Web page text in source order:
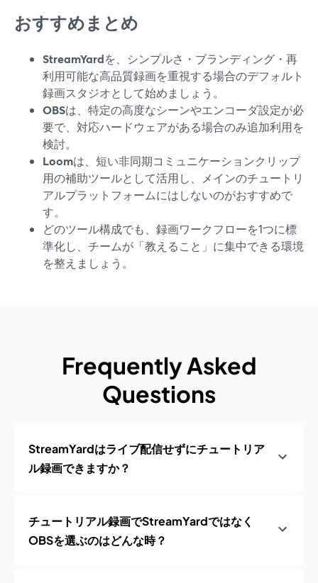
おすすめまとめ
StreamYardを、シンプルさ・ブランディング・再
利用可能な高品質録画を重視する場合のデフォルト
録画スタジオとして始めましょう。
OBSは、特定の高度なシーンやエンコーダ設定が必
要で、対応ハードウェアがある場合のみ追加利用を
検討。
Loomは、短い非同期コミュニケーションクリップ
用の補助ツールとして活用し、メインのチュートリ
アルプラットフォームにはしないのがおすすめで
す。
どのツール構成でも、録画ワークフローを1つに標
準化し、チームが「教えること」に集中できる環境
を整えましょう。
Frequently Asked
Questions
StreamYardはライブ配信せずにチュートリア
ル録画できますか？
チュートリアル録画でStreamYardではなく
OBSを選ぶのはどんな時？